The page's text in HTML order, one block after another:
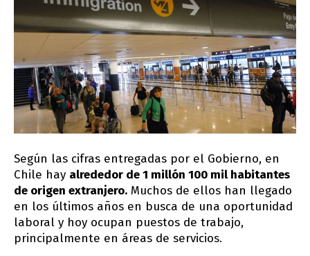
Según las cifras entregadas por el Gobierno, en
Chile hay alrededor de 1 millón 100 mil habitantes
de origen extranjero. Muchos de ellos han llegado
en los últimos años en busca de una oportunidad
laboral y hoy ocupan puestos de trabajo,
principalmente en áreas de servicios.